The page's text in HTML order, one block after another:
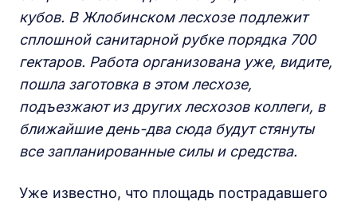
кубов. В Жлобинском лесхозе подлежит
сплошной санитарной рубке порядка 700
гектаров. Работа организована уже, видите,
пошла заготовка в этом лесхозе,
подъезжают из других лесхозов коллеги, в
ближайшие день-два сюда будут стянуты
все запланированные силы и средства.
Уже известно, что площадь пострадавшего